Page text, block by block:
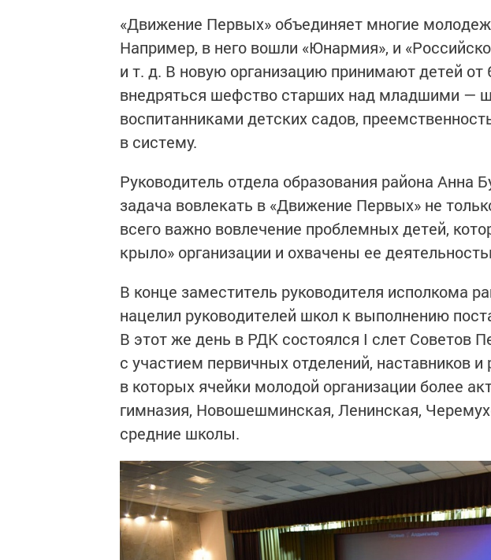
«Движение Первых» объединяет многие
Например, в него вошли «Юнармия», и
и т. д. В новую организацию принимают детей от
внедряться шефство старших над младшими —
воспитанниками детских садов,
в систему.
Руководитель отдела образования района Анна
задача вовлекать в «Движение Первых» не
всего важно вовлечение проблемных детей,
крыло» организации и охвачены ее
В конце заместитель руководителя исполкома
нацелил руководителей школ к выполнению
В этот же день в РДК состоялся I слет Советов
с участием первичных отделений, наставников и
в которых ячейки молодой организации более
гимназия, Новошешминская, Ленинская,
средние школы.